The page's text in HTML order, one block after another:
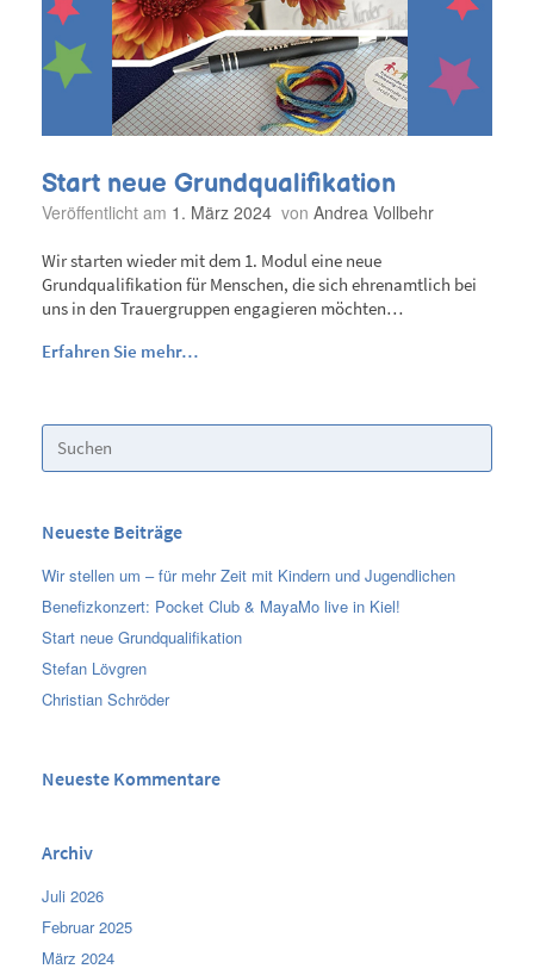
Start neue Grundqualifikation
Veröffentlicht am 1. März 2024 von Andrea Vollbehr
Wir starten wieder mit dem 1. Modul eine neue
Grundqualifikation für Menschen, die sich ehrenamtlich bei
uns in den Trauergruppen engagieren möchten…
Erfahren Sie mehr…
Suchen
nach:
Neueste Beiträge
Wir stellen um – für mehr Zeit mit Kindern und Jugendlichen
Benefizkonzert: Pocket Club & MayaMo live in Kiel!
Start neue Grundqualifikation
Stefan Lövgren
Christian Schröder
Neueste Kommentare
Archiv
Juli 2026
Februar 2025
März 2024